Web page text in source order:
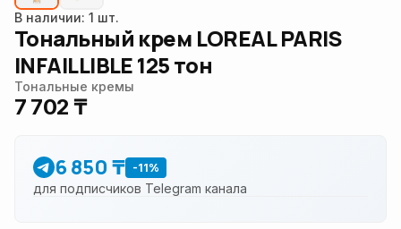
В наличии: 1 шт.
Тональный крем LOREAL PARIS
INFAILLIBLE 125 тон
Тональные кремы
7 702 ₸
6 850 ₸ -11%
для подписчиков Telegram канала